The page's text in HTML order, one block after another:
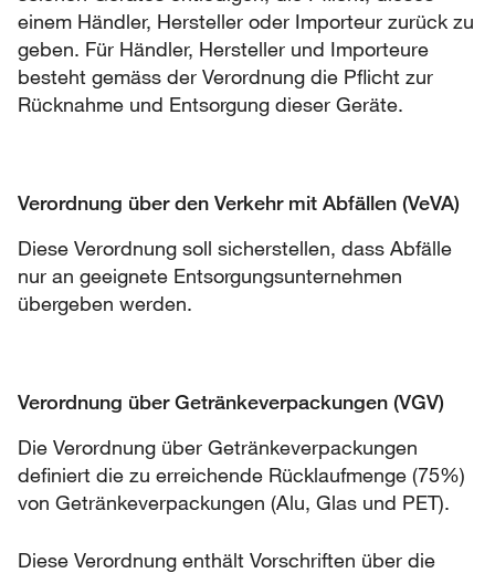
einem Händler, Hersteller oder Importeur zurück zu
geben. Für Händler, Hersteller und Importeure
besteht gemäss der Verordnung die Pflicht zur
Rücknahme und Entsorgung dieser Geräte.
Verordnung über den Verkehr mit Abfällen (VeVA)
Diese Verordnung soll sicherstellen, dass Abfälle
nur an geeignete Entsorgungsunternehmen
übergeben werden.
Verordnung über Getränkeverpackungen (VGV)
Die Verordnung über Getränkeverpackungen
definiert die zu erreichende Rücklaufmenge (75%)
von Getränkeverpackungen (Alu, Glas und PET).
Diese Verordnung enthält Vorschriften über die